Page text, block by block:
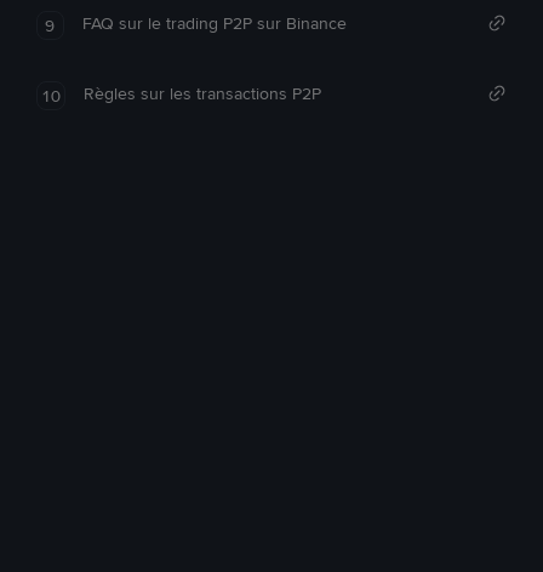
9 FAQ sur le trading P2P sur Binance
10 Règles sur les transactions P2P